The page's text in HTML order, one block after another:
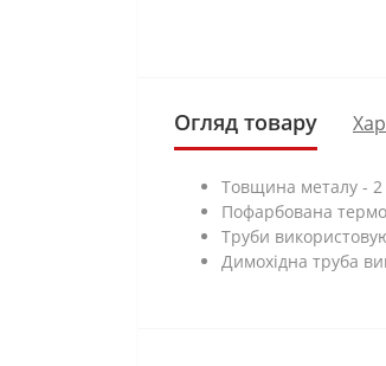
Огляд товару
Товщина металу -
Пофарбована
Труби
Димохідна труба